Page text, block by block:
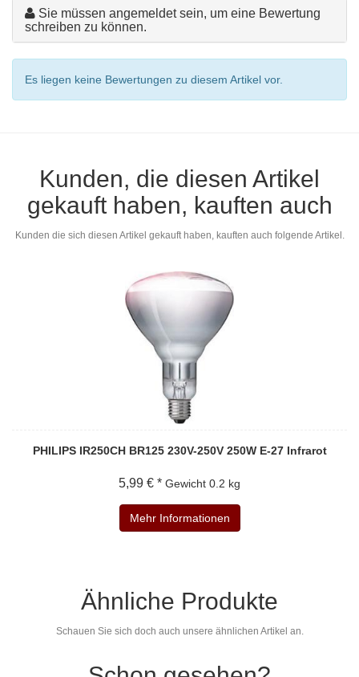
Sie müssen angemeldet sein, um eine Bewertung
schreiben zu können.
Es liegen keine Bewertungen zu diesem Artikel vor.
Kunden, die diesen Artikel
gekauft haben, kauften auch
Kunden die sich diesen Artikel gekauft haben, kauften auch folgende Artikel.
PHILIPS IR250CH BR125 230V-250V 250W E-27 Infrarot
5,99 € * Gewicht 0.2 kg
Mehr Informationen
Ähnliche Produkte
Schauen Sie sich doch auch unsere ähnlichen Artikel an.